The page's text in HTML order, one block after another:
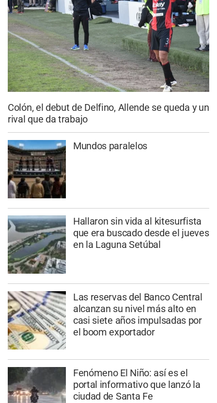
Colón, el debut de Delfino, Allende se queda y un
rival que da trabajo
Mundos paralelos
Hallaron sin vida al kitesurfista
que era buscado desde el jueves
en la Laguna Setúbal
Las reservas del Banco Central
alcanzan su nivel más alto en
casi siete años impulsadas por
el boom exportador
Fenómeno El Niño: así es el
portal informativo que lanzó la
ciudad de Santa Fe